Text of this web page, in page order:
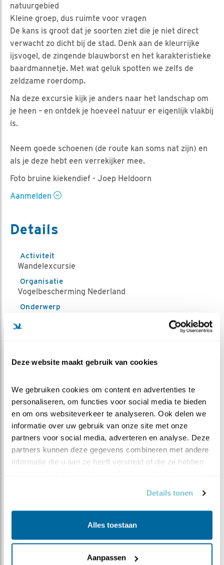
Deze website maakt gebruik van cookies
We gebruiken cookies om content en advertenties te
personaliseren, om functies voor social media te bieden
en om ons websiteverkeer te analyseren. Ook delen we
informatie over uw gebruik van onze site met onze
partners voor social media, adverteren en analyse. Deze
partners kunnen deze gegevens combineren met andere
informatie die u aan ze heeft verstrekt of die ze hebben
Details tonen
Alles toestaan
Aanpassen
natuurgebied
Kleine groep, dus ruimte voor vragen
De kans is groot dat je soorten ziet die je niet direct
verwacht zo dicht bij de stad. Denk aan de kleurrijke
ijsvogel, de zingende blauwborst en het karakteristieke
baardmannetje. Met wat geluk spotten we zelfs de
zeldzame roerdomp.
Na deze excursie kijk je anders naar het landschap om
je heen – en ontdek je hoeveel natuur er eigenlijk vlakbij
is.
Neem goede schoenen (de route kan soms nat zijn) en
als je deze hebt een verrekijker mee.
Foto bruine kiekendief - Joep Heldoorn
Aanmelden
Details
Activiteit
Wandelexcursie
Organisatie
Vogelbescherming Nederland
Onderwerp
Doelgroep
Startpunt
Uitdammerdijk Amsterdam (Noord-Holland)
Durgerdam.(noord zijde). We verzamelen bij de
picknick tafel bij de ingang van de parkeerplaats.
Graag 10 min voor aanvang aanwezig zijn.
Duur
2 uur
Bijzonderheden
aan te raden. de excursieleifder heeft beschikking
Toegankelijk met rolstoel
Kosten